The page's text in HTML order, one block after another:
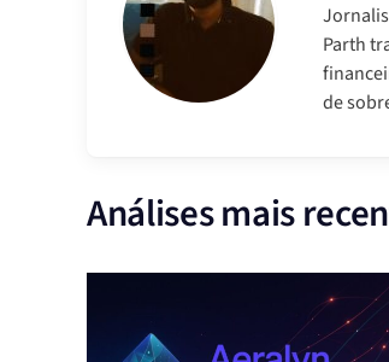
Parth
de
Análises mais